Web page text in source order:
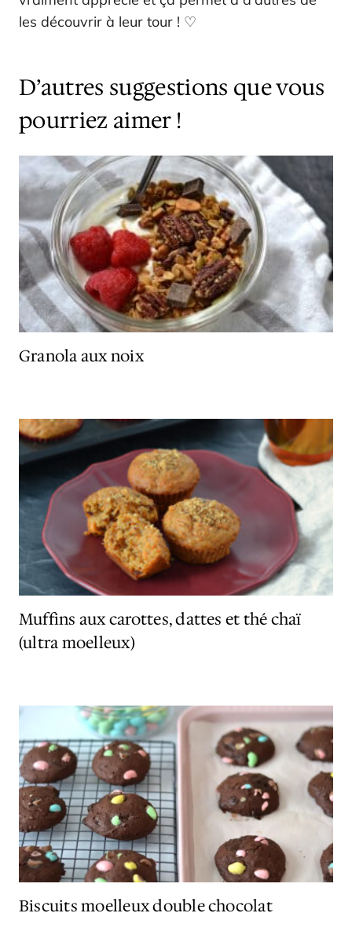
les découvrir à leur tour ! ♡
D’autres suggestions que vous
pourriez aimer !
Granola aux noix
Muffins aux carottes, dattes et thé chaï
(ultra moelleux)
Biscuits moelleux double chocolat